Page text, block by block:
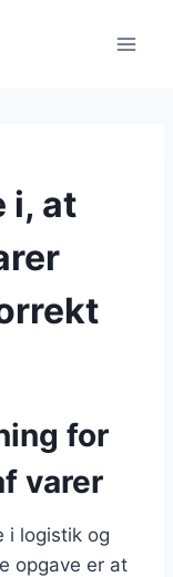
i, at
for
varer
i logistik og
opgave er at